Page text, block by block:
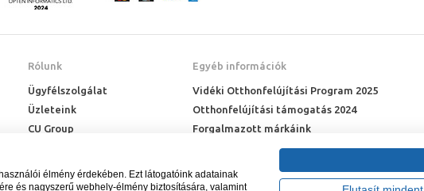
Rólunk
Ügyfélszolgálat
Üzleteink
CU Group
Egyéb információk
Vidéki Otthonfelújítási Program 2025
Otthonfelújítási támogatás 2024
Forgalmazott márkáink
Adatkezelési kérelem
élmény érdekében. Ezt látogatóink adatainak
és nagyszerű webhely-élmény biztosítására, valamint